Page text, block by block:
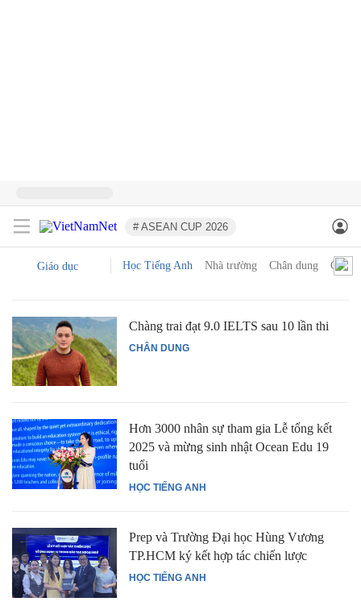
# ASEAN CUP 2026
Giáo dục Nhà trường Chân dung Góc
Học Tiếng Anh
CHÂN DUNG
Chàng trai đạt 9.0 IELTS sau 10 lần thi
HỌC TIẾNG ANH
Hơn 3000 nhân sự tham gia Lễ tổng kết
2025 và mừng sinh nhật Ocean Edu 19
tuổi
HỌC TIẾNG ANH
Prep và Trường Đại học Hùng Vương
TP.HCM ký kết hợp tác chiến lược